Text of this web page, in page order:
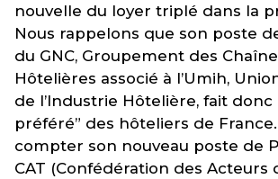
nouvelle du loyer triplé dans la
Nous rappelons que son poste
du GNC, Groupement des
Hôtelières associé à l’Umih,
de l’Industrie Hôtelière, fait donc
préféré” des hôteliers de
compter son nouveau poste de
CAT (Confédération des Acteurs